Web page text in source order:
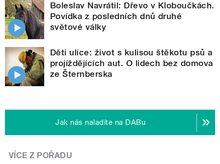
Boleslav Navrátil: Dřevo v Kloboučkách.
Povídka z posledních dnů druhé
světové války
Děti ulice: život s kulisou štěkotu psů a
projíždějících aut. O lidech bez domova
ze Šternberska
Jak nás naladíte na DABu
VÍCE Z POŘADU